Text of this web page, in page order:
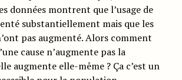
données montrent que l’usage de
substantiellement mais que les
pas augmenté. Alors comment
cause n’augmente pas la
augmente elle-même ? Ça c’est un